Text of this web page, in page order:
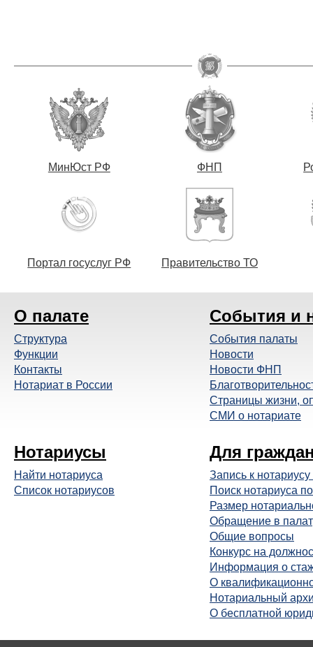
МинЮст РФ ФНП
Портал госуслуг РФ Правительство ТО
О палате
Структура
Функции
Контакты
Нотариат в России
События и
События палаты
Новости
Новости ФНП
Страницы жизни,
СМИ о нотариате
Нотариусы
Найти нотариуса
Список нотариусов
Для
Запись к нотариусу
Поиск нотариуса
Размер
Обращение в
Общие вопросы
Конкурс на
Информация о
О
Нотариальный
О бесплатной